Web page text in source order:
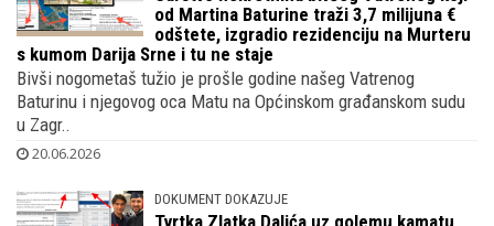
DARIO ZAHORA
Carstvo nekretnina bivšeg Vatrenog koji
od Martina Baturine traži 3,7 milijuna €
odštete, izgradio rezidenciju na Murteru
s kumom Darija Srne i tu ne staje
Bivši nogometaš tužio je prošle godine našeg Vatrenog
Baturinu i njegovog oca Matu na Općinskom građanskom sudu
u Zagr..
20.06.2026